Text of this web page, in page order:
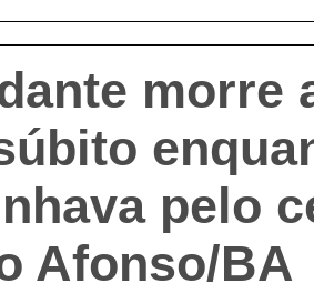
morre
pelo
Afonso/BA